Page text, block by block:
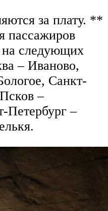
за плату. **
пассажиров
на следующих
– Иваново,
Санкт-
–
Петербург –